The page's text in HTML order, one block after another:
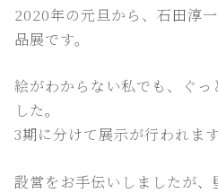
2020年の元旦から、石田淳
品展です。
絵がわからない私でも、ぐ
した。
3期に分けて展示が行われます
設営をお手伝いしましたが